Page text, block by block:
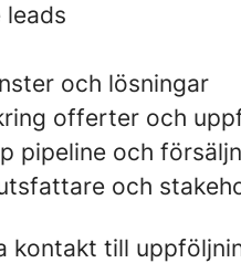
leads
och lösningar
offerter och
pipeline och
och
kontakt till